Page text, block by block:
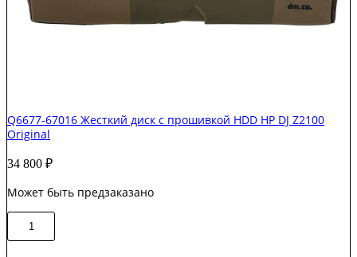
Q6677-67016 Жесткий диск c прошивкой HDD HP DJ Z2100
Original
34 800 ₽
Может быть предзаказано
Количество
товара